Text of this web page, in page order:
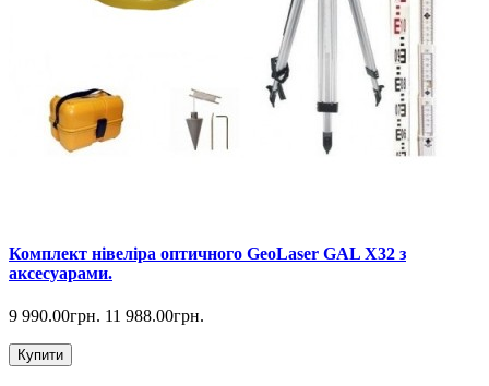
Комплект нівеліра оптичного GeoLaser GAL Х32 з
аксесуарами.
9 990.00грн. 11 988.00грн.
Купити